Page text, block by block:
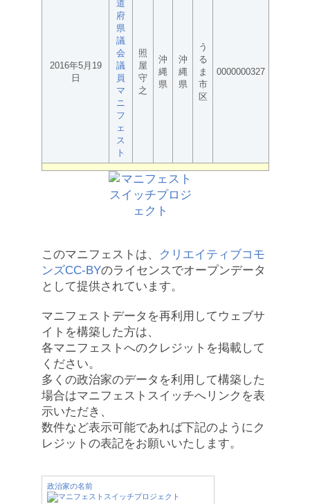
2016年5月19
日
道
府
県
議
会
議
員
マ
ニ
フ
ェ
ス
ト
照
屋
守
之
沖
縄
県
沖
縄
県
う
る
ま
市
区
0000000327
このマニフェストは、
クリエイティブコモ
ンズCC-BYのライセンスでオープンデータ
として提供されています。
マニフェストデータを再利用してウェブサ
イトを構築した方は、
各マニフェストへのクレジットを掲載して
ください。
多くの政治家のデータを利用して構築した
場合はマニフェストスイッチへリンクを表
示いただき、
数件など表示可能であれば下記のようにク
レジットの表記をお願いいたします。
政治家の名前